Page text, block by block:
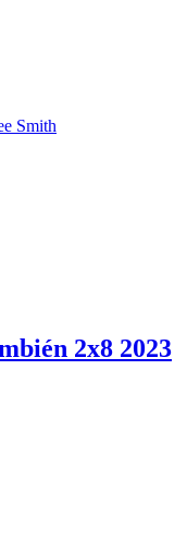
Smith
2x8 2023